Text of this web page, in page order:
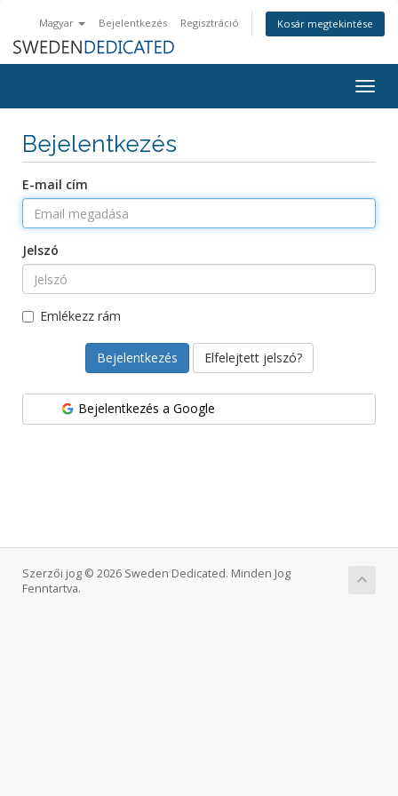
Magyar Bejelentkezés Regisztráció Kosár megtekintése
Bejelentkezés
E-mail cím
Jelszó
Emlékezz rám
Elfelejtett jelszó?
Bejelentkezés a Google
Szerzői jog © 2026 Sweden Dedicated. Minden Jog
Fenntartva.